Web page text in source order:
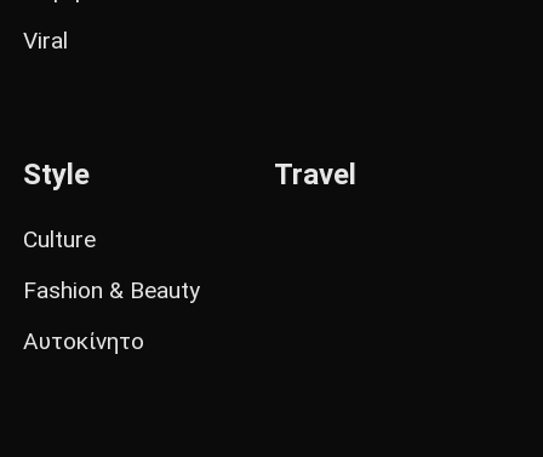
Viral
Style
Culture
Fashion & Beauty
Αυτοκίνητο
Travel